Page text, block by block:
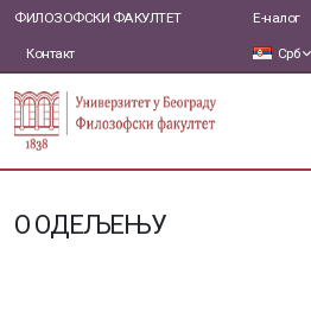
ФИЛОЗОФСКИ ФАКУЛТЕТ
Контакт
Е-налог
Срб
О ОДЕЉЕЊУ